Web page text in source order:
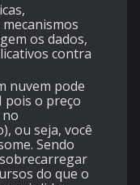
os dados,
contra
nuvem pode
pois o preço
ou seja, você
Sendo
do que o